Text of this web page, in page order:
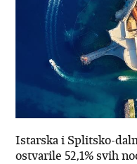
Istarska i Splitsko-
ostvarile 52,1% svih